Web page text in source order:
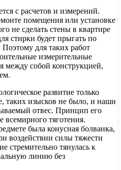
с расчетов и измерений.
помещения или установке
не сделать стены в квартире
стирки будет прыгать по
для таких работ
измерительные
между собой конструкцией,
развитие только
таких изысков не было, и наши
отвес. Принцип его
всемирного тяготения.
была конусная болванка,
воздействии силы тяжести
стремительно тянулась к
линию без